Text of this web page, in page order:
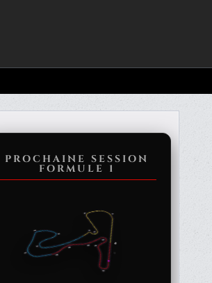
PROCHAINE SESSION
FORMULE 1